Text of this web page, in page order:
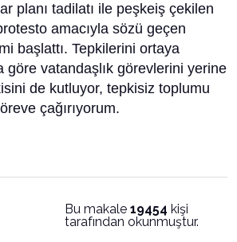
planı tadilatı ile peşkeiş çekilen
amacıyla sözü geçen
başlattı. Tepkilerini ortaya
göre vatandaşlık görevlerini yerine
de kutluyor, tepkisiz toplumu
çağırıyorum.
Bu makale 19454 kişi
tarafından okunmuştur.